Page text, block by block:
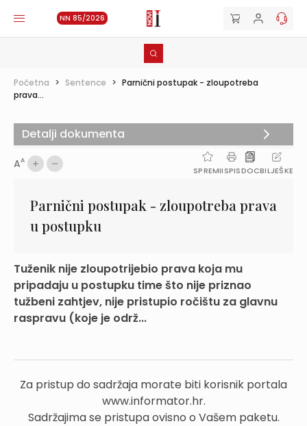
NN 85/2026
Početna > Sentence > Parnični postupak - zloupotreba
prava...
AA
SPREMIISPISDOCBILJEŠKE
Parnični postupak - zloupotreba prava
u postupku
Tuženik nije zloupotrijebio prava koja mu
pripadaju u postupku time što nije priznao
tužbeni zahtjev, nije pristupio ročištu za glavnu
raspravu (koje je održ...
Za pristup do sadržaja morate biti korisnik portala
www.informator.hr.
Sadržajima se pristupa ovisno o Vašem paketu.
Detalji dokumenta